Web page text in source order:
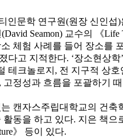
문학 연구원(원장 신인
Seamon) 교수의 《
체험 사례를 들어 장소
고 지적한다. ‘장소현상
테크놀로지, 전 지구적 상
정성과 흐름을 포괄하기
캔자스주립대학교의 건
을 하고 있다. 지은 책으
》 등이 있다.